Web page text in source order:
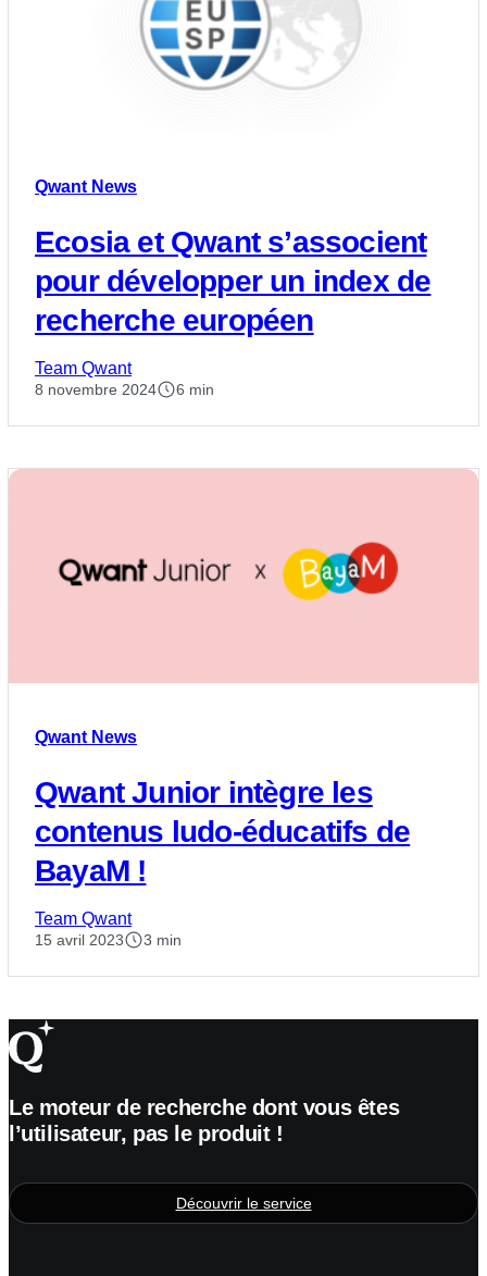
Qwant News
Ecosia et Qwant s’associent
pour développer un index de
recherche européen
Team Qwant
8 novembre 2024 6 min
Qwant News
Qwant Junior intègre les
contenus ludo-éducatifs de
BayaM !
Team Qwant
15 avril 2023 3 min
Le moteur de recherche dont vous êtes
l’utilisateur, pas le produit !
Découvrir le service